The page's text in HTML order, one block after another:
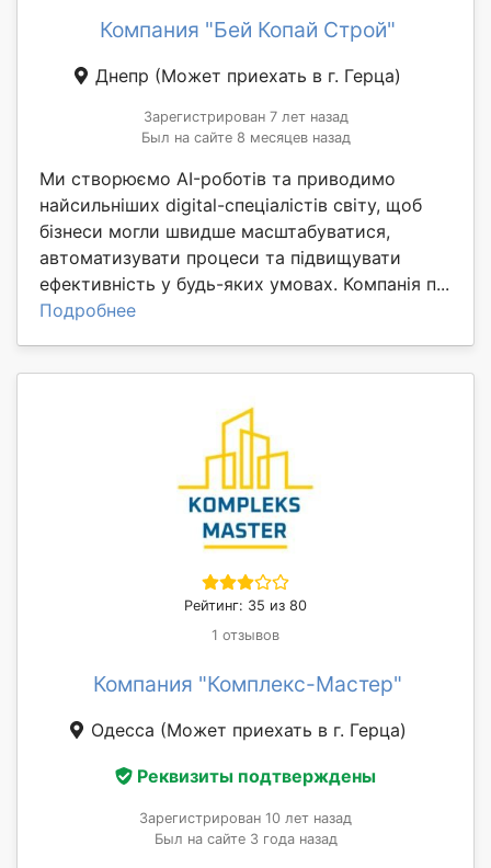
Компания "Бей Копай Строй"
Днепр (Может приехать в г. Герца)
Зарегистрирован 7 лет назад
Был на сайте 8 месяцев назад
Ми створюємо AI-роботів та приводимо
найсильніших digital-спеціалістів світу, щоб
бізнеси могли швидше масштабуватися,
автоматизувати процеси та підвищувати
ефективність у будь-яких умовах. Компанія п...
Подробнее
Рейтинг: 35 из 80
1 отзывов
Компания "Комплекс-Мастер"
Одесса (Может приехать в г. Герца)
Реквизиты подтверждены
Зарегистрирован 10 лет назад
Был на сайте 3 года назад